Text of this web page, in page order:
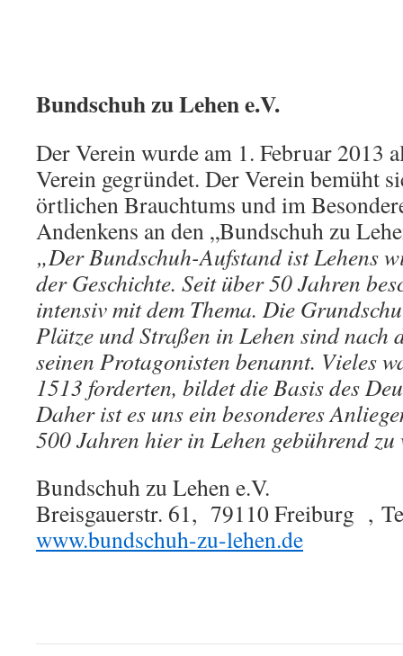
Bundschuh zu Lehen e.V.
Der Verein wurde am 1. Februar 2013
Verein gegründet. Der Verein bemüht
örtlichen Brauchtums und im
Andenkens an den „Bundschuh zu
„Der Bundschuh-Aufstand ist Lehens
der Geschichte. Seit über 50 Jahren
intensiv mit dem Thema. Die
Plätze und Straßen in Lehen sind nach
seinen Protagonisten benannt. Vieles
1513 forderten, bildet die Basis des
Daher ist es uns ein besonderes
500 Jahren hier in Lehen gebührend
Bundschuh zu Lehen e.V.
Breisgauerstr. 61, 79110 Freiburg ,
www.bundschuh-zu-lehen.de